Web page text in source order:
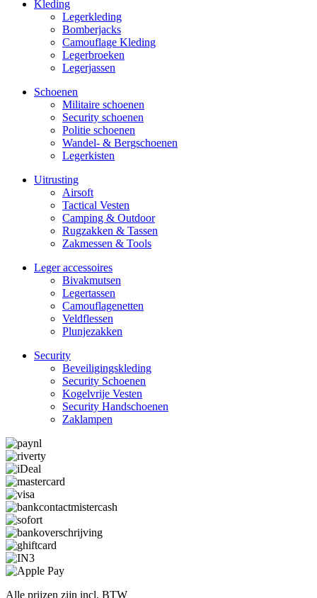
Kleding
Legerkleding
Bomberjacks
Camouflage Kleding
Legerbroeken
Legerjassen
Schoenen
Militaire schoe­nen
Security schoenen
Politie schoenen
Wandel- & Berg­­schoenen
Legerkisten
Uitrusting
Airsoft
Tactical Ves­ten
Camping & Outdoor
Rugzakken & Tassen
Zakmessen & Tools
Leger accessoires
Bivakmutsen
Legertassen
Camouflage­­netten
Veldflessen
Plunjezakken
Security
Beveiligings­­kleding
Security Schoenen
Kogelvrije Vesten
Security Hand­­schoenen
Zaklampen
Alle prijzen zijn incl. BTW